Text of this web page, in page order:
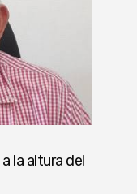
la altura del